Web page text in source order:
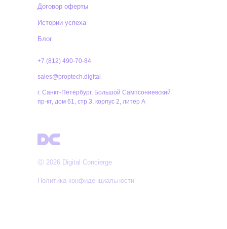
ⓒ 2026 Digital Concierge
Политика конфиденциальности
+7 (812) 490-70-84
sales@proptech.digital
Договор оферты
Истории успеха
Блог
г. Санкт-Петербург, Большой Сампсониевский
пр-кт, дом 61, стр.3, корпус 2, литер А